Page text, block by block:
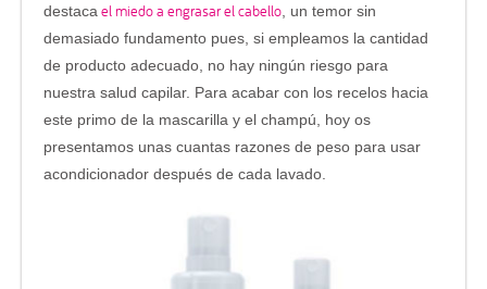
destacael miedo a engrasar el cabello, un temor sin
demasiado fundamento pues, si empleamos la cantidad
de producto adecuado, no hay ningún riesgo para
nuestra salud capilar. Para acabar con los recelos hacia
este primo de la mascarilla y el champú, hoy os
presentamos unas cuantas razones de peso para usar
acondicionador después de cada lavado.